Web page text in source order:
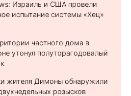
Израиль и США провели
испытание системы «Хец»
частного дома в
утонул полуторагодовалый
жителя Димоны обнаружили
розысков